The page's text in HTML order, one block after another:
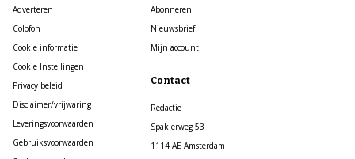
Adverteren
Colofon
Cookie informatie
Cookie Instellingen
Privacy beleid
Disclaimer/vrijwaring
Leveringsvoorwaarden
Gebruiksvoorwaarden
Abonneren
Nieuwsbrief
Mijn account
Contact
Redactie
Spaklerweg 53
1114 AE Amsterdam